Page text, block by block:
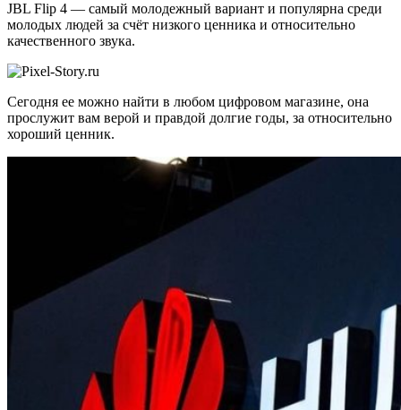
JBL Flip 4 — самый молодежный вариант и популярна среди
молодых людей за счёт низкого ценника и относительно
качественного звука.
Сегодня ее можно найти в любом цифровом магазине, она
прослужит вам верой и правдой долгие годы, за относительно
хороший ценник.